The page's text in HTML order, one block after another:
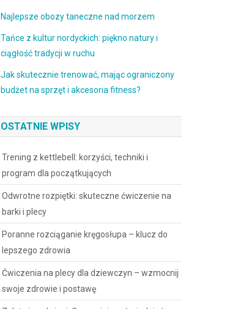
Najlepsze obozy taneczne nad morzem
Tańce z kultur nordyckich: piękno natury i
ciągłość tradycji w ruchu
Jak skutecznie trenować, mając ograniczony
budżet na sprzęt i akcesoria fitness?
OSTATNIE WPISY
Trening z kettlebell: korzyści, techniki i
program dla początkujących
Odwrotne rozpiętki: skuteczne ćwiczenie na
barki i plecy
Poranne rozciąganie kręgosłupa – klucz do
lepszego zdrowia
Ćwiczenia na plecy dla dziewczyn – wzmocnij
swoje zdrowie i postawę